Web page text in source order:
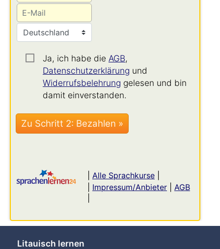
Ja, ich habe die AGB,
Datenschutzerklärung und
Widerrufsbelehrung gelesen und bin
damit einverstanden.
Alle Sprachkurse
Impressum/Anbieter
AGB
Litauisch lernen